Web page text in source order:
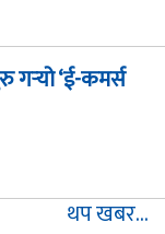
‘ई-कमर्स
थप खबर...